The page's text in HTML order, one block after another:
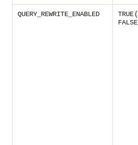
QUERY_REWRITE_ENABLED TRUE
FALSE